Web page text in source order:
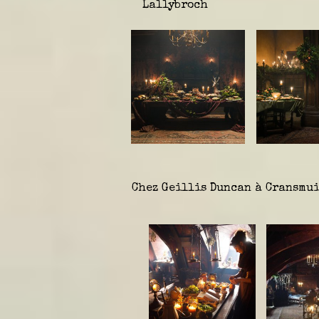
Chez Geillis Duncan à
Lallybroch